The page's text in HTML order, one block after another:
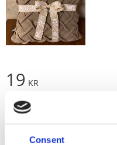
Consent
19 KR